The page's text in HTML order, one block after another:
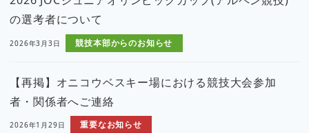
の選考者について
2026年3月3日 競技本部からのお知らせ
【再掲】オニコウベスキー場における競技大会参加
者・関係者へご連絡
2026年1月29日 重要なお知らせ